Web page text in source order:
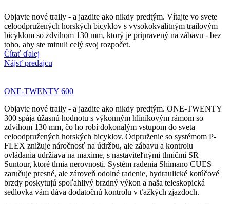
Objavte nové traily - a jazdite ako nikdy predtým. Vítajte vo svete
celoodpružených horských bicyklov s vysokokvalitným trailovým
bicyklom so zdvihom 130 mm, ktorý je pripravený na zábavu - bez
toho, aby ste minuli celý svoj rozpočet.
Čítať ďalej
Nájsť predajcu
ONE-TWENTY 600
Objavte nové traily - a jazdite ako nikdy predtým. ONE-TWENTY
300 spája úžasnú hodnotu s výkonným hliníkovým rámom so
zdvihom 130 mm, čo ho robí dokonalým vstupom do sveta
celoodpružených horských bicyklov. Odpruženie so systémom P-
FLEX znižuje náročnosť na údržbu, ale zábavu a kontrolu
ovládania udržiava na maxime, s nastaviteľnými tlmičmi SR
Suntour, ktoré tlmia nerovnosti. Systém radenia Shimano CUES
zaručuje presné, ale zároveň odolné radenie, hydraulické kotúčové
brzdy poskytujú spoľahlivý brzdný výkon a naša teleskopická
sedlovka vám dáva dodatočnú kontrolu v ťažkých zjazdoch.